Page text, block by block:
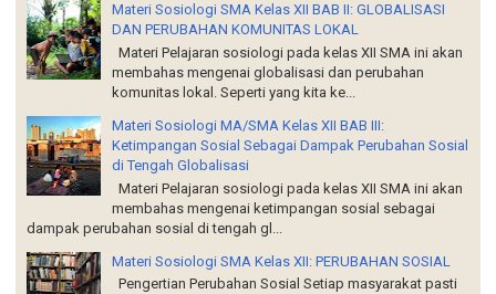
Materi Sosiologi SMA Kelas XII BAB II: GLOBALISASI
DAN PERUBAHAN KOMUNITAS LOKAL
Materi Pelajaran sosiologi pada kelas XII SMA ini akan
membahas mengenai globalisasi dan perubahan
komunitas lokal. Seperti yang kita ke...
Materi Sosiologi MA/SMA Kelas XII BAB III:
Ketimpangan Sosial Sebagai Dampak Perubahan Sosial
di Tengah Globalisasi
Materi Pelajaran sosiologi pada kelas XII SMA ini akan
membahas mengenai ketimpangan sosial sebagai
dampak perubahan sosial di tengah gl...
Materi Sosiologi SMA Kelas XII: PERUBAHAN SOSIAL
Pengertian Perubahan Sosial Setiap masyarakat pasti